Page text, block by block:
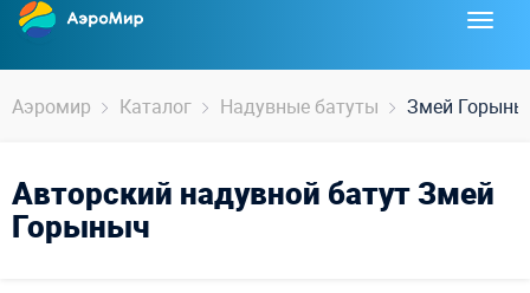
Аэромир Каталог Надувные батуты Змей
Авторский надувной батут Змей
Горыныч